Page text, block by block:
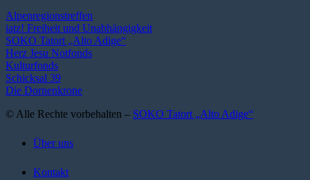
Alpenregionstreffen
iatz! Freiheit und Unabhängigkeit
SOKO Tatort „Alto Adige“
Herz Jesu Notfonds
Kulturfonds
Schicksal 39
Die Dornenkrone
© Alle Rechte vorbehalten – SOKO Tatort „Alto Adige“
Über uns
Kontakt